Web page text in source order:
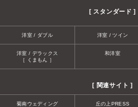
[ スタンダード ]
洋室 / ダブル 洋室 / ツイン
洋室 / デラックス
［ くまもん ］
和洋室
[ 関連サイト ]
菊南ウェディング 丘の上PRESS